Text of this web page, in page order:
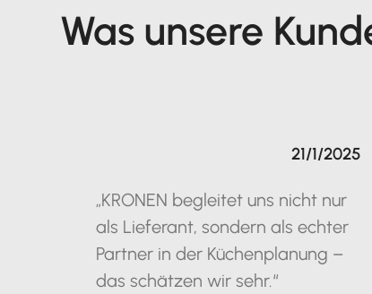
Was unsere
„KRONEN begleitet uns nicht nur
als Lieferant, sondern als echter
Partner in der Küchenplanung –
das schätzen wir sehr.“
21/1/2025